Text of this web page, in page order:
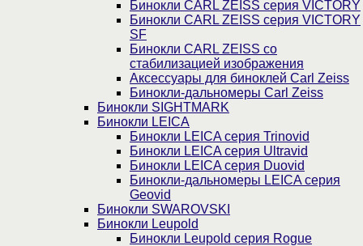
Бинокли CARL ZEISS серия VICTORY
Бинокли CARL ZEISS серия VICTORY
SF
Бинокли CARL ZEISS со
стабилизацией изображения
Аксессуары для биноклей Carl Zeiss
Бинокли-дальномеры Carl Zeiss
Бинокли SIGHTMARK
Бинокли LEICA
Бинокли LEICA серия Trinovid
Бинокли LEICA серия Ultravid
Бинокли LEICA серия Duovid
Бинокли-дальномеры LEICA серия
Geovid
Бинокли SWAROVSKI
Бинокли Leupold
Бинокли Leupold серия Rogue